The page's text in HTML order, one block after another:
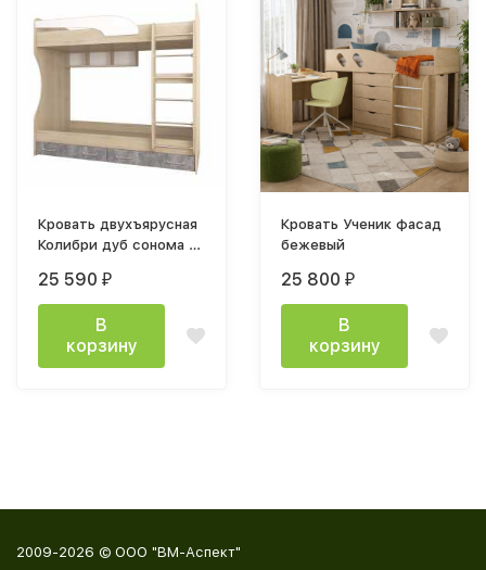
Кровать двухъярусная
Колибри дуб сонома /
акрил белый
25 590 ₽
В
корзину
Кровать Ученик фасад
бежевый
25 800 ₽
В
корзину
2009-2026 © ООО "ВМ-Аспект"